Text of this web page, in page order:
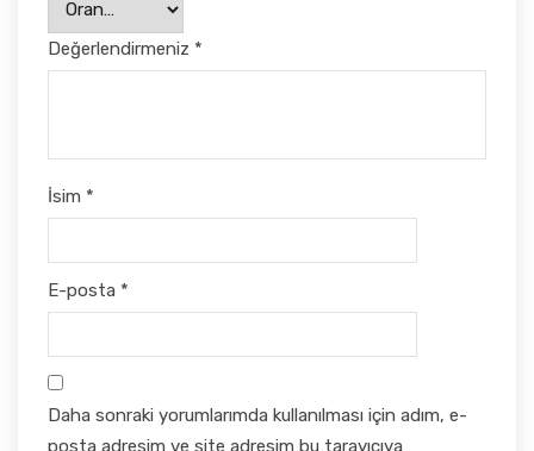
Değerlendirmeniz *
İsim *
E-posta *
Daha sonraki yorumlarımda kullanılması için adım, e-
posta adresim ve site adresim bu tarayıcıya